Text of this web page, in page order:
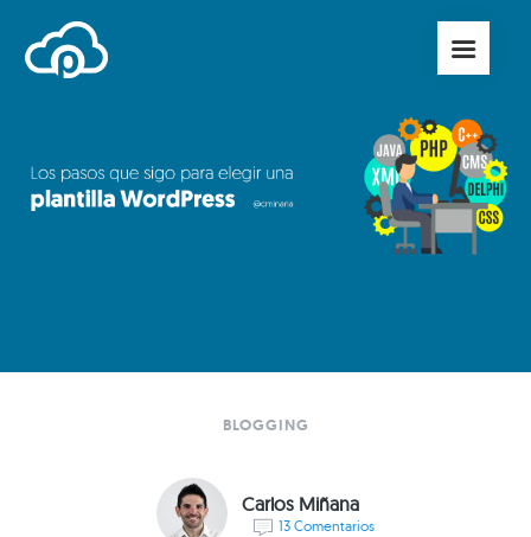
BLOGGING
Carlos Miñana
13 Comentarios